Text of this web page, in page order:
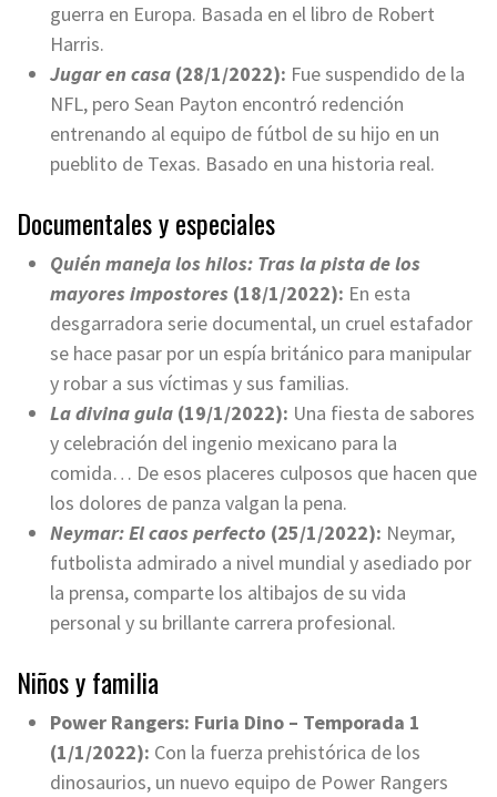
guerra en Europa. Basada en el libro de Robert
Harris.
Jugar en casa (28/1/2022): Fue suspendido de la
NFL, pero Sean Payton encontró redención
entrenando al equipo de fútbol de su hijo en un
pueblito de Texas. Basado en una historia real.
Documentales y especiales
Quién maneja los hilos: Tras la pista de los
mayores impostores (18/1/2022): En esta
desgarradora serie documental, un cruel estafador
se hace pasar por un espía británico para manipular
y robar a sus víctimas y sus familias.
La divina gula (19/1/2022): Una fiesta de sabores
y celebración del ingenio mexicano para la
comida… De esos placeres culposos que hacen que
los dolores de panza valgan la pena.
Neymar: El caos perfecto (25/1/2022): Neymar,
futbolista admirado a nivel mundial y asediado por
la prensa, comparte los altibajos de su vida
personal y su brillante carrera profesional.
Niños y familia
Power Rangers: Furia Dino – Temporada 1
(1/1/2022): Con la fuerza prehistórica de los
dinosaurios, un nuevo equipo de Power Rangers